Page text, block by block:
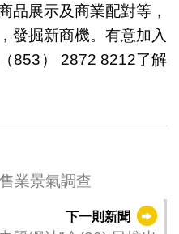
品展示及商業配對等，
發掘新商機。有意加入
853） 2872 8212了解
業景氣調查
下一則新聞